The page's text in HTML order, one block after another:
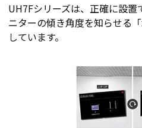
UH7Fシリーズは、正確に設
ニターの傾き角度を知らせる
しています。